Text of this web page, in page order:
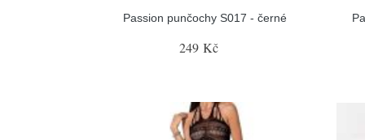
Passion punčochy S017 - černé
249 Kč